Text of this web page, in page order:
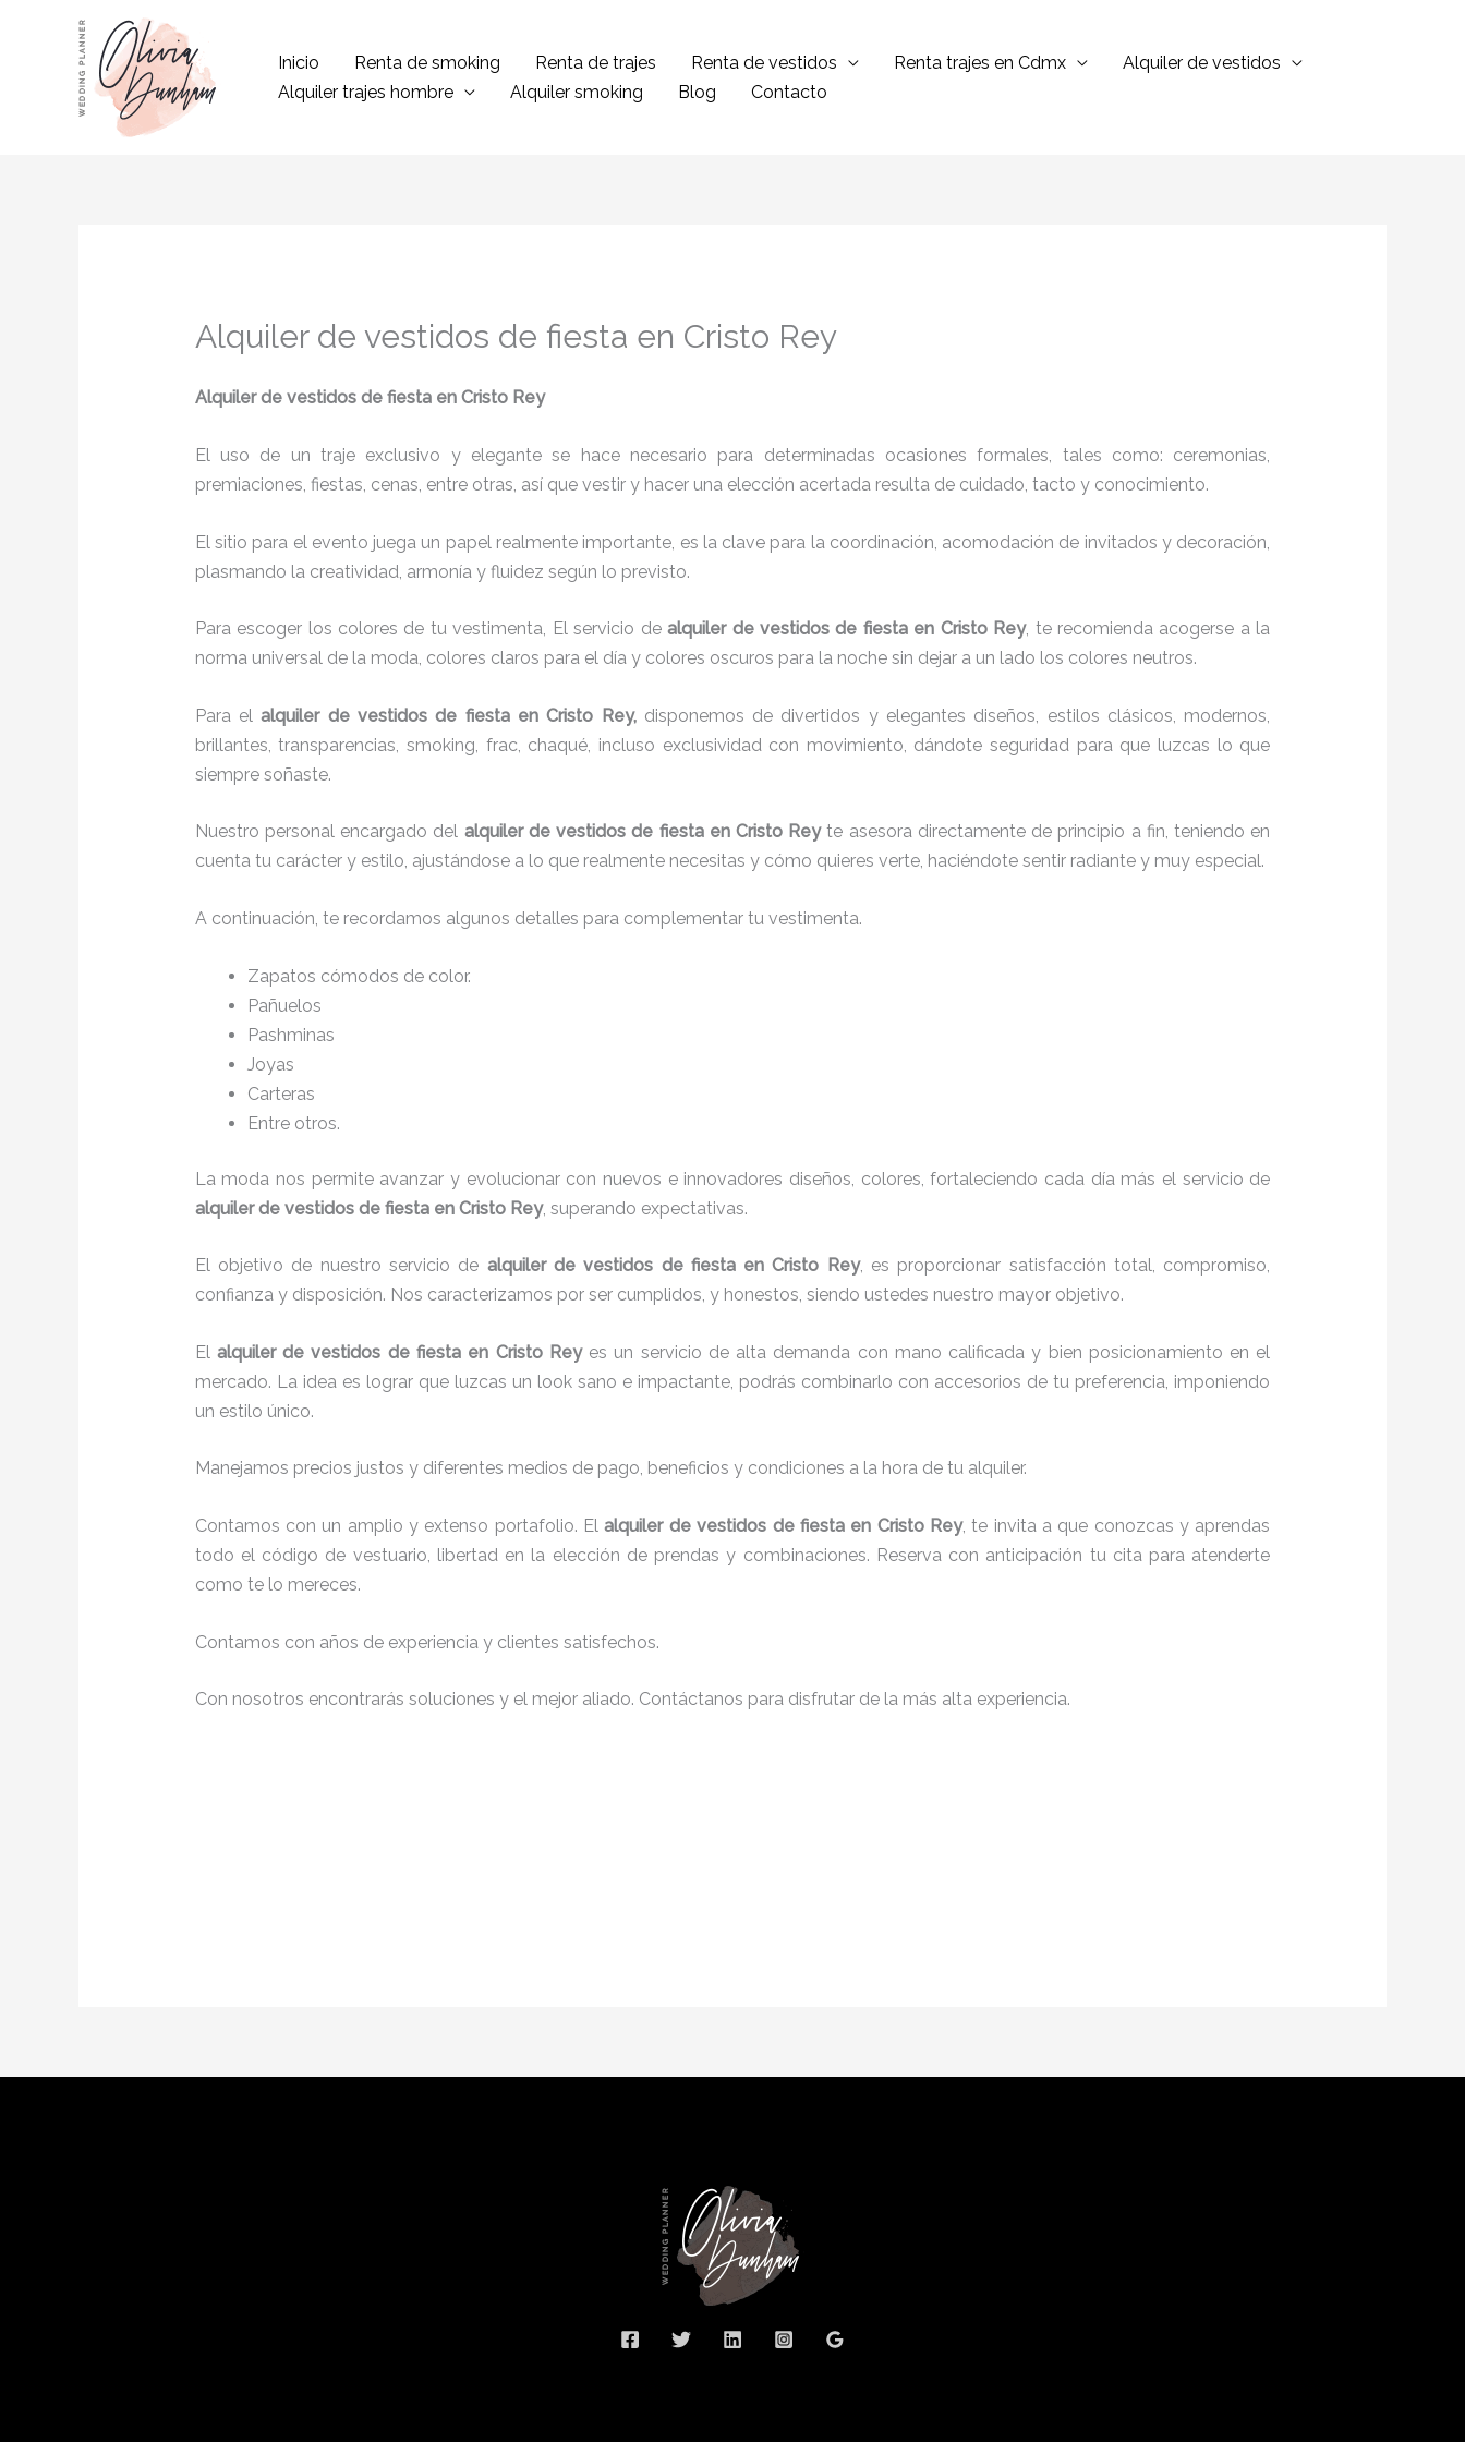
contenido
Inicio Renta de smoking Renta de trajes Renta de vestidos Renta trajes en Cdmx
Alquiler de vestidos
Alquiler trajes hombre
Alquiler smoking Blog Contacto
Alquiler de vestidos de fiesta en Cristo Rey
Alquiler de vestidos de fiesta en Cristo Rey
El uso de un traje exclusivo y elegante se hace necesario para determinadas ocasiones formales, tales como: ceremonias,
premiaciones, fiestas, cenas, entre otras, así que vestir y hacer una elección acertada resulta de cuidado, tacto y conocimiento.
El sitio para el evento juega un papel realmente importante, es la clave para la coordinación, acomodación de invitados y decoración,
plasmando la creatividad, armonía y fluidez según lo previsto.
Para escoger los colores de tu vestimenta, El servicio dealquiler de vestidos de fiesta en Cristo Rey, te recomienda acogerse a la
norma universal de la moda, colores claros para el día y colores oscuros para la noche sin dejar a un lado los colores neutros.
Para elalquiler de vestidos de fiesta en Cristo Rey, disponemos de divertidos y elegantes diseños, estilos clásicos, modernos,
brillantes, transparencias, smoking, frac, chaqué, incluso exclusividad con movimiento, dándote seguridad para que luzcas lo que
siempre soñaste.
Nuestro personal encargado del alquiler de vestidos de fiesta en Cristo Reyte asesora directamente de principio a fin, teniendo en
cuenta tu carácter y estilo, ajustándose a lo que realmente necesitas y cómo quieres verte, haciéndote sentir radiante y muy especial.
A continuación, te recordamos algunos detalles para complementar tu vestimenta.
Zapatos cómodos de color.
Pañuelos
Pashminas
Joyas
Carteras
Entre otros.
La moda nos permite avanzar y evolucionar con nuevos e innovadores diseños, colores, fortaleciendo cada día más el servicio de
alquiler de vestidos de fiesta en Cristo Rey, superando expectativas.
El objetivo de nuestro servicio de alquiler de vestidos de fiesta en Cristo Rey, es proporcionar satisfacción total, compromiso,
confianza y disposición. Nos caracterizamos por ser cumplidos, y honestos, siendo ustedes nuestro mayor objetivo.
El alquiler de vestidos de fiesta en Cristo Rey es un servicio de alta demanda con mano calificada y bien posicionamiento en el
mercado. La idea es lograr que luzcas un look sano e impactante, podrás combinarlo con accesorios de tu preferencia, imponiendo
un estilo único.
Manejamos precios justos y diferentes medios de pago, beneficios y condiciones a la hora de tu alquiler.
Contamos con un amplio y extenso portafolio. Elalquiler de vestidos de fiesta en Cristo Rey, te invita a que conozcas y aprendas
todo el código de vestuario, libertad en la elección de prendas y combinaciones. Reserva con anticipación tu cita para atenderte
como te lo mereces.
Contamos con años de experiencia y clientes satisfechos.
Con nosotros encontrarás soluciones y el mejor aliado. Contáctanos para disfrutar de la más alta experiencia.